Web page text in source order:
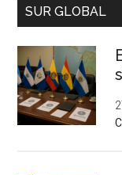
SUR GLOBAL